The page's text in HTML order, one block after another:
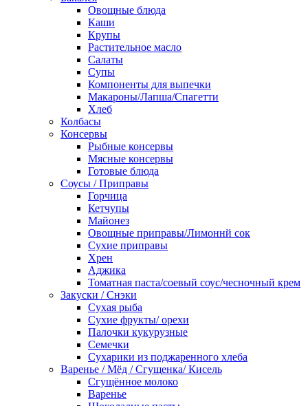
Овощные блюда
Каши
Крупы
Растительное масло
Салаты
Супы
Компоненты для выпечки
Макароны/Лапша/Спагетти
Хлеб
Колбасы
Консервы
Рыбные консервы
Мясные консервы
Готовые блюда
Соусы / Приправы
Горчица
Кетчупы
Майонез
Овощные приправы/Лимоннй сок
Сухие приправы
Хрен
Аджика
Томатная паста/соевый соус/чесночный крем
Закуски / Снэки
Сухая рыба
Сухие фрукты/ орехи
Палочки кукурузные
Семечки
Сухарики из поджаренного хлеба
Варенье / Мёд / Сгущенка/ Кисель
Сгущённое молоко
Варенье